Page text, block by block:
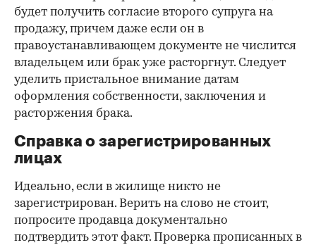
будет получить согласие второго супруга на
продажу, причем даже если он в
правоустанавливающем документе не числится
владельцем или брак уже расторгнут. Следует
уделить пристальное внимание датам
оформления собственности, заключения и
расторжения брака.
Справка о зарегистрированных
лицах
Идеально, если в жилище никто не
зарегистрирован. Верить на слово не стоит,
попросите продавца документально
подтвердить этот факт. Проверка прописанных в